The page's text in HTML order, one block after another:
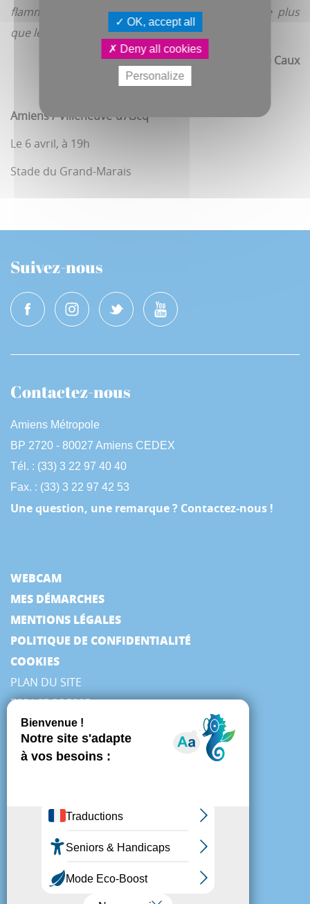
flammes pour l’entrée des joueurs. Ne manque plus
que les feux d’artifice ! ».
Antoine Caux
Amiens / Villeneuve-d’Ascq
Le 6 avril, à 19h
Stade du Grand-Marais
Suivez-nous
Contactez-nous
Amiens Métropole
BP 2720 - 80027 Amiens CEDEX
Tél. : (33) 3 22 97 40 40
Fax. : (33) 3 22 97 42 53
Une question, une remarque ? Contactez-nous !
WEBCAM
MES DÉMARCHES
MENTIONS LÉGALES
POLITIQUE DE CONFIDENTIALITÉ
COOKIES
PLAN DU SITE
ESPACE PRESSE
OK, accept all
Deny all cookies
Personalize